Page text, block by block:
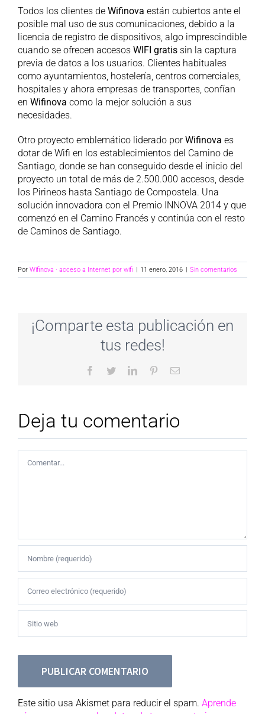
Todos los clientes de Wifinova están cubiertos ante el
posible mal uso de sus comunicaciones, debido a la
licencia de registro de dispositivos, algo imprescindible
cuando se ofrecen accesos WIFI gratis sin la captura
previa de datos a los usuarios. Clientes habituales
como ayuntamientos, hostelería, centros comerciales,
hospitales y ahora empresas de transportes, confían
en Wifinova como la mejor solución a sus
necesidades.
Otro proyecto emblemático liderado porWifinova es
dotar de Wifi en los establecimientos del Camino de
Santiago, donde se han conseguido desde el inicio del
proyecto un total de más de 2.500.000 accesos, desde
los Pirineos hasta Santiago de Compostela. Una
solución innovadora con el Premio INNOVA 2014 y que
comenzó en el Camino Francés y continúa con el resto
de Caminos de Santiago.
Por Wifinova · acceso a Internet por wifi | 11 enero, 2016 | Sin comentarios
¡Comparte esta publicación en
tus redes!
Facebook
TwitterLinkedInPinterestCorreo
Deja tu comentario
Este sitio usa Akismet para reducir el spam. Aprende